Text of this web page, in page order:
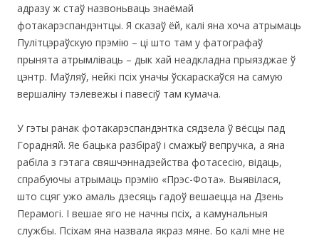
адразу ж стаў назвоньваць знаёмай
фотакарэспандэнтцы. Я сказаў ёй, калі яна хоча атрымаць
Пулітцэраўскую прэмію – ці што там у фатографаў
прынята атрымліваць – дык хай неадкладна прыязджае ў
цэнтр. Маўляў, нейкі псіх уначы ўскараскаўся на самую
вершаліну тэлевежы і павесіў там кумача.
У гэты ранак фотакарэспандэнтка сядзела ў вёсцы пад
Горадняй. Яе бацька разбіраў і смажыў вепручка, а яна
рабіла з гэтага свяшчэннадзейства фотасесію, відаць,
спрабуючы атрымаць прэмію «Прэс-Фота». Выявілася,
што сцяг ужо амаль дзесяць гадоў вешаецца на Дзень
Перамогі. І вешае яго не начны псіх, а камунальныя
службы. Псіхам яна назвала якраз мяне. Бо калі мне не